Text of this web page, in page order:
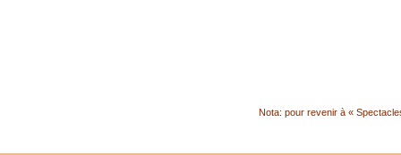
Nota: pour revenir à «